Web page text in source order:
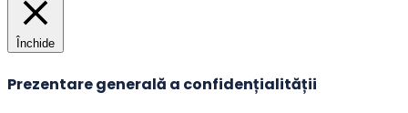
Închide
Prezentare generală a confidențialității